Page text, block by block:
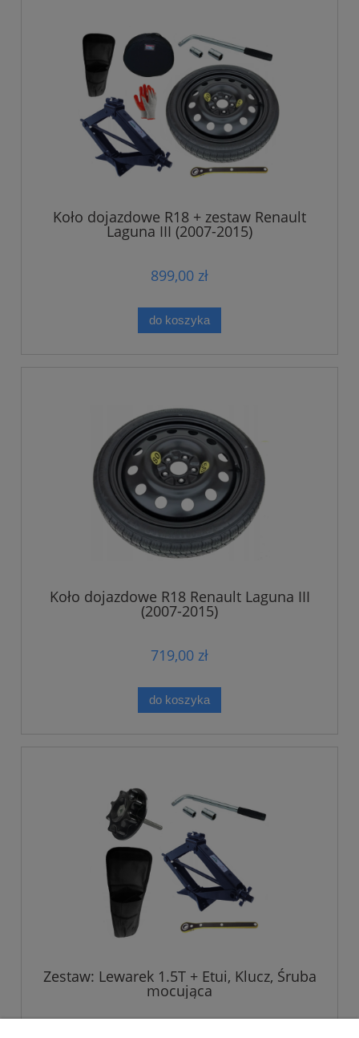
Koło dojazdowe R18 + zestaw Renault
Laguna III (2007-2015)
899,00 zł
do koszyka
Koło dojazdowe R18 Renault Laguna III
(2007-2015)
719,00 zł
do koszyka
Zestaw: Lewarek 1.5T + Etui, Klucz, Śruba
mocująca